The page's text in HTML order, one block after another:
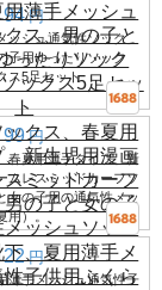
94 円
ッシュ通気性ソック
子用ゆったりソック
ス5足セット
99 円
春夏用薄手タイプ、新
ムレスミッドカーフソ
女の子用の通気性メッ
用）。
22 円
薄手メッシュ通気性子